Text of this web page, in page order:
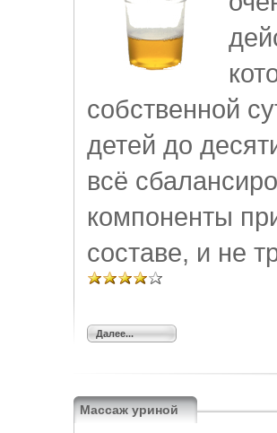
собственной
детей до
всё
компоненты
составе, и не
Далее...
Массаж уриной